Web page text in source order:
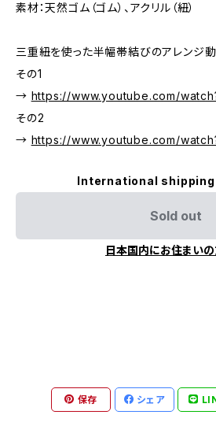
素材：天然ゴム（ゴム）、アクリル（紐）
三重紐を使った半幅帯結びのアレンジ
その1
→ https://www.youtube.com/
その2
→ https://www.youtube.com/
International
Sold out
日本国内にお住まい
保存 シェア